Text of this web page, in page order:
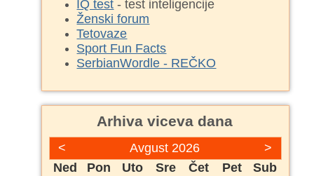
IQ test - test inteligencije
Ženski forum
Tetovaze
Sport Fun Facts
SerbianWordle - REČKO
Arhiva viceva dana
< >
Avgust 2026
Ned
Pon Uto Sre Čet Pet
Sub